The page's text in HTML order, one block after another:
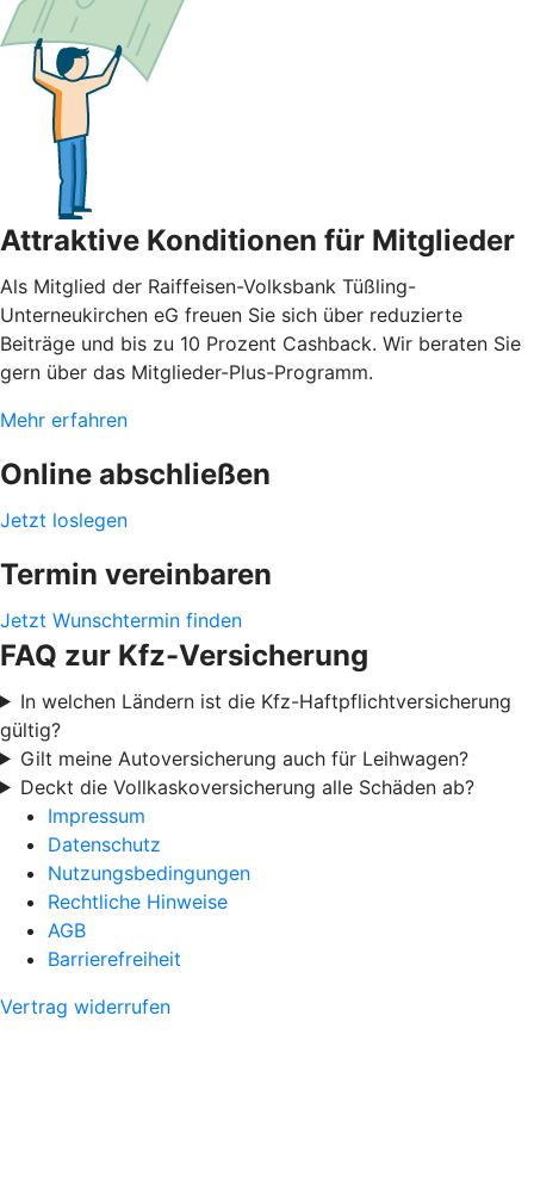
Attraktive Konditionen für Mitglieder
Als Mitglied der Raiffeisen-Volksbank Tüßling-
Unterneukirchen eG freuen Sie sich über reduzierte
Beiträge und bis zu 10 Prozent Cashback. Wir beraten Sie
gern über das Mitglieder-Plus-Programm.
Mehr erfahren
Online abschließen
Jetzt loslegen
Termin vereinbaren
Jetzt Wunschtermin finden
FAQ zur Kfz-Versicherung
In welchen Ländern ist die Kfz-Haftpflichtversicherung
gültig?
Gilt meine Autoversicherung auch für Leihwagen?
Deckt die Vollkaskoversicherung alle Schäden ab?
Impressum
Datenschutz
Nutzungsbedingungen
Rechtliche Hinweise
AGB
Barrierefreiheit
Vertrag widerrufen